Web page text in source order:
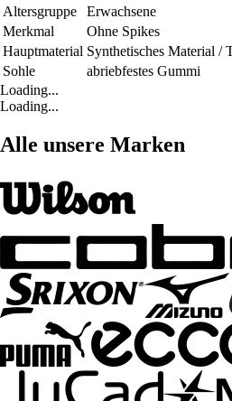
Altersgruppe
Erwachsene
Merkmal
Ohne Spikes
Hauptmaterial Synthetisches Material /
Sohle
abriebfestes Gummi
Loading...
Loading...
Alle unsere Marken